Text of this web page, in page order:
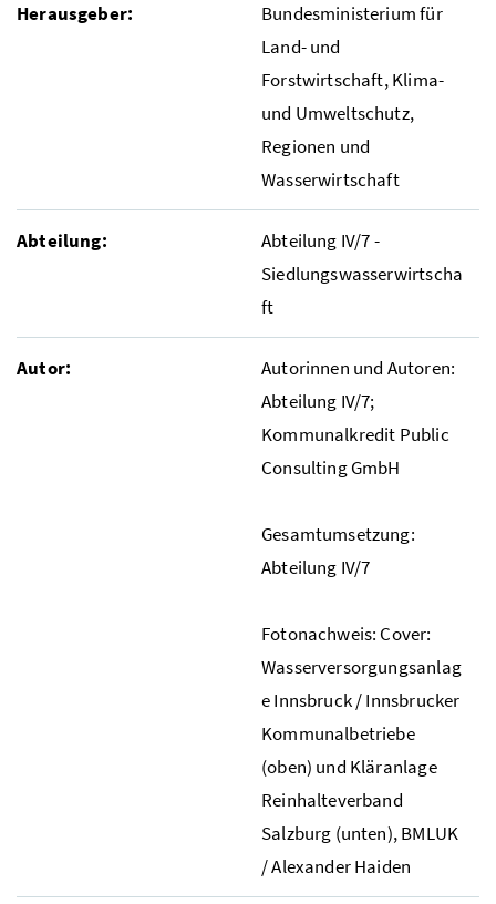
Herausgeber:
Bundesministerium für
Land- und
Forstwirtschaft, Klima-
und Umweltschutz,
Regionen und
Wasserwirtschaft
Abteilung:
Abteilung IV/7 -
Siedlungswasserwirtscha
ft
Autor:
Autorinnen und Autoren:
Abteilung IV/7;
Kommunalkredit Public
Consulting GmbH
Gesamtumsetzung:
Abteilung IV/7
Fotonachweis: Cover:
Wasserversorgungsanlag
e Innsbruck / Innsbrucker
Kommunalbetriebe
(oben) und Kläranlage
Reinhalteverband
Salzburg (unten), BMLUK
/ Alexander Haiden